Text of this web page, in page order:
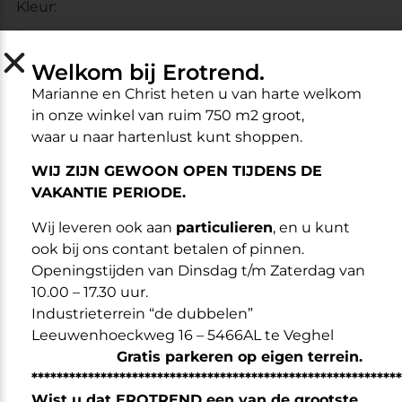
Kleur:
Zwart
Omschrijving
Wil jenet datb eetjeextra of houdt jouw partner van
ngoed gevuldgevoe l?
Met dezezwartePenis Extender sleeve
nvo udig we rkelijkhe id.
maaktvaneenzacht enrealistisch aan
teriaal, biedtdeze sleeveeen nat uurlijkeb e levi
isvoorzien vanlevensechte aders en
zorgvuldig ontworpen eikel.
ovendien vergroot de sleeve je penis met maar
Welkom bij Erotrend.
Marianne en Christ heten u van harte welkom
in onze winkel van ruim 750 m2 groot,
waar u naar hartenlust kunt shoppen.
WIJ ZIJN GEWOON OPEN TIJDENS DE
VAKANTIE PERIODE.
Wij leveren ook aan particulieren, en u kunt
ook bij ons contant betalen of pinnen.
Openingstijden van Dinsdag t/m Zaterdag van
10.00 – 17.30 uur.
Industrieterrein “de dubbelen”
Leeuwenhoeckweg 16 – 5466AL te Veghel
Gratis parkeren op eigen terrein.